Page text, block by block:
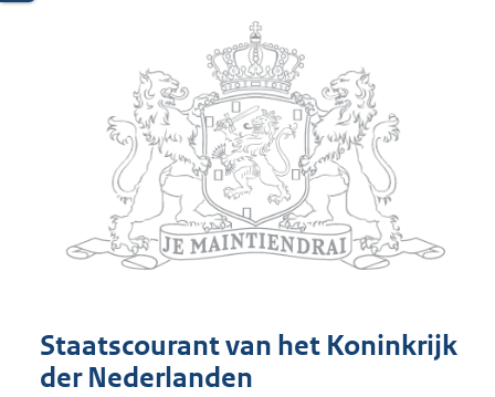
Staatscourant van het Koninkrijk
der Nederlanden